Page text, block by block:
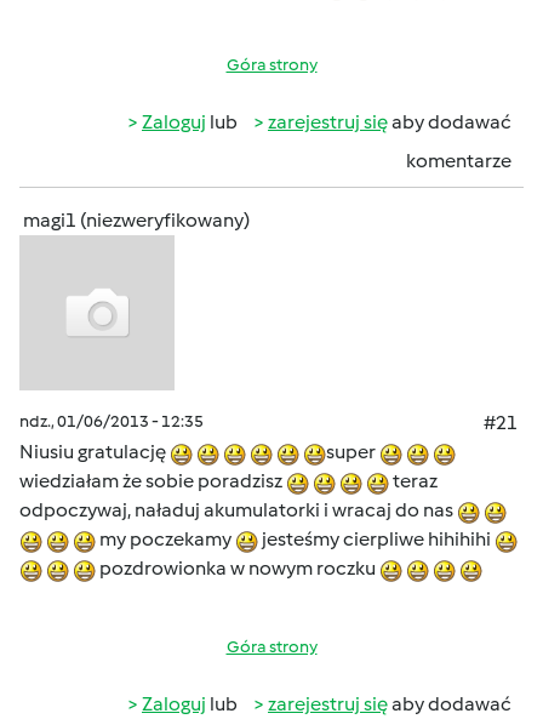
Góra strony
Zaloguj lub zarejestruj sięaby dodawać
komentarze
magi1 (niezweryfikowany)
ndz., 01/06/2013 - 12:35
#21
Niusiu gratulację
super
wiedziałam że sobie poradzisz
teraz
odpoczywaj, naładuj akumulatorki i wracaj do nas
my poczekamy
jesteśmy cierpliwe hihihihi
pozdrowionka w nowym roczku
Góra strony
Zaloguj lub zarejestruj sięaby dodawać